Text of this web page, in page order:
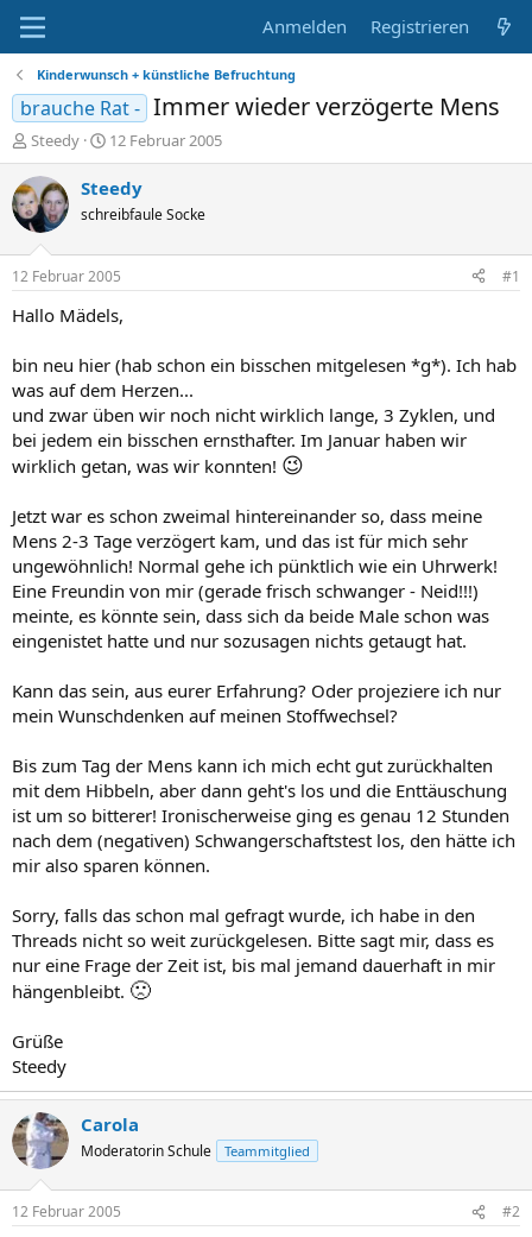
Anmelden Registrieren
Kinderwunsch + künstliche Befruchtung
brauche Rat - Immer wieder verzögerte Mens
E
r
s
t
e
e
r
Steedy
E
r
s
e
l
t
a
m
12 Februar 2005
Steedy
schreibfaule Socke
12 Februar 2005 #1
Hallo Mädels,
bin neu hier (hab schon ein bisschen mitgelesen *g*). Ich hab
was auf dem Herzen...
und zwar üben wir noch nicht wirklich lange, 3 Zyklen, und
bei jedem ein bisschen ernsthafter. Im Januar haben wir
wirklich getan, was wir konnten! 😉
Jetzt war es schon zweimal hintereinander so, dass meine
Mens 2-3 Tage verzögert kam, und das ist für mich sehr
ungewöhnlich! Normal gehe ich pünktlich wie ein Uhrwerk!
Eine Freundin von mir (gerade frisch schwanger - Neid!!!)
meinte, es könnte sein, dass sich da beide Male schon was
eingenistet hatte und nur sozusagen nichts getaugt hat.
Kann das sein, aus eurer Erfahrung? Oder projeziere ich nur
mein Wunschdenken auf meinen Stoffwechsel?
Bis zum Tag der Mens kann ich mich echt gut zurückhalten
mit dem Hibbeln, aber dann geht's los und die Enttäuschung
ist um so bitterer! Ironischerweise ging es genau 12 Stunden
nach dem (negativen) Schwangerschaftstest los, den hätte ich
mir also sparen können.
Sorry, falls das schon mal gefragt wurde, ich habe in den
Threads nicht so weit zurückgelesen. Bitte sagt mir, dass es
nur eine Frage der Zeit ist, bis mal jemand dauerhaft in mir
hängenbleibt. 🙁
Grüße
Steedy
Carola
Moderatorin Schule Teammitglied
12 Februar 2005 #2